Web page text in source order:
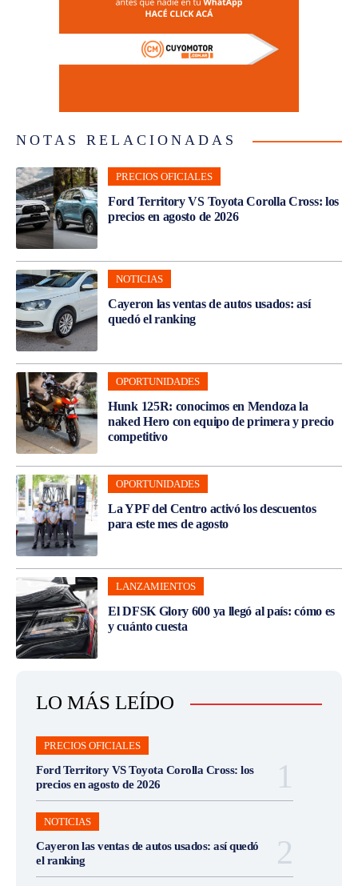
NOTAS RELACIONADAS
PRECIOS OFICIALES
Ford Territory VS Toyota Corolla Cross: los
precios en agosto de 2026
NOTICIAS
Cayeron las ventas de autos usados: así
quedó el ranking
OPORTUNIDADES
Hunk 125R: conocimos en Mendoza la
naked Hero con equipo de primera y precio
competitivo
OPORTUNIDADES
La YPF del Centro activó los descuentos
para este mes de agosto
LANZAMIENTOS
El DFSK Glory 600 ya llegó al país: cómo es
y cuánto cuesta
LO MÁS LEÍDO
PRECIOS OFICIALES
Ford Territory VS Toyota Corolla Cross: los
precios en agosto de 2026
NOTICIAS
Cayeron las ventas de autos usados: así quedó
el ranking